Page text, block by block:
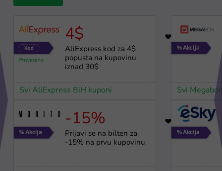
4$
AliExpress kod za 4$
popusta na kupovinu
iznad 30$
Svi AliExpress BiH kuponi
-15%
Prijavi se na bilten za
-15% na prvu kupovinu
Svi